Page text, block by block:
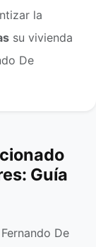
la
su vivienda
De
Guía
De